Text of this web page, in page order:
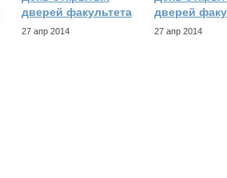
дверей факультета
27 апр 2014
дверей
27 апр 2014